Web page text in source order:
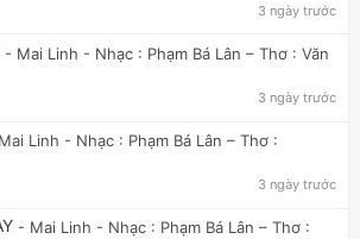
3 ngày trước
- Mai Linh - Nhạc : Phạm Bá Lân – Thơ : Văn
3 ngày trước
Linh - Nhạc : Phạm Bá Lân – Thơ :
3 ngày trước
- Mai Linh - Nhạc : Phạm Bá Lân – Thơ :